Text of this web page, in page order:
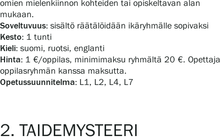
Serlachius Art & Sauna Express
Medialle
Vastuullisuus
Esteettömyys
omien mielenkiinnon kohteiden tai opiskeltavan alan
mukaan.
Soveltuvuus: sisältö räätälöidään ikäryhmälle sopivaksi
Kesto: 1 tunti
Kieli: suomi, ruotsi, englanti
Hinta: 1 €/oppilas, minimimaksu ryhmältä 20 €. Opettaja
oppilasryhmän kanssa maksutta.
Opetussuunnitelma: L1, L2, L4, L7
2. TAIDEMYSTEERI